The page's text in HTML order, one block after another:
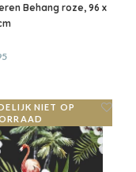
Behang roze, 96 x
NIET OP